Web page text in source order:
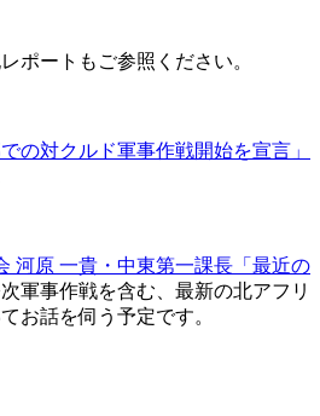
ポートもご参照ください。
の対クルド軍事作戦開始を宣言」
河原 一貴・中東第一課長「最近の
軍事作戦を含む、最新の北アフリ
お話を伺う予定です。